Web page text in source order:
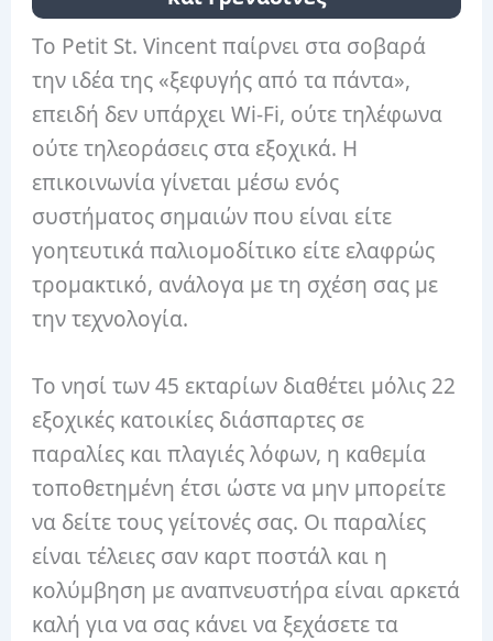
Το Petit St. Vincent παίρνει στα σοβαρά
την ιδέα της «ξεφυγής από τα πάντα»,
επειδή δεν υπάρχει Wi-Fi, ούτε τηλέφωνα
ούτε τηλεοράσεις στα εξοχικά. Η
επικοινωνία γίνεται μέσω ενός
συστήματος σημαιών που είναι είτε
γοητευτικά παλιομοδίτικο είτε ελαφρώς
τρομακτικό, ανάλογα με τη σχέση σας με
την τεχνολογία.
Το νησί των 45 εκταρίων διαθέτει μόλις 22
εξοχικές κατοικίες διάσπαρτες σε
παραλίες και πλαγιές λόφων, η καθεμία
τοποθετημένη έτσι ώστε να μην μπορείτε
να δείτε τους γείτονές σας. Οι παραλίες
είναι τέλειες σαν καρτ ποστάλ και η
κολύμβηση με αναπνευστήρα είναι αρκετά
καλή για να σας κάνει να ξεχάσετε τα